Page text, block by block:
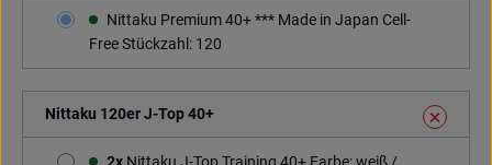
Nittaku Premium 40+ *** Made in Japan Cell-
Free Stückzahl: 120
Nittaku 120er J-Top 40+